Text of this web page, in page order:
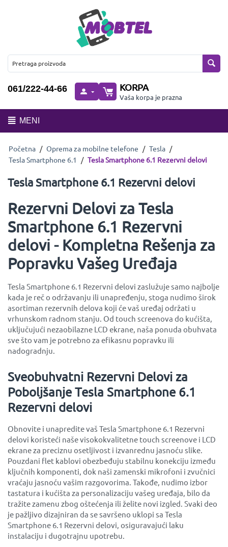
061/222-44-66 KORPA
Vaša korpa je prazna
MENI
Početna / Oprema za mobilne telefone / Tesla /
Tesla Smartphone 6.1
/ Tesla Smartphone 6.1 Rezervni delovi
Tesla Smartphone 6.1 Rezervni delovi
Rezervni Delovi za Tesla
Smartphone 6.1 Rezervni
delovi - Kompletna Rešenja za
Popravku Vašeg Uređaja
Tesla Smartphone 6.1 Rezervni delovi zaslužuje samo najbolje
kada je reč o održavanju ili unapređenju, stoga nudimo širok
asortiman rezervnih delova koji će vaš uređaj održati u
vrhunskom radnom stanju. Od touch screenova do kućišta,
uključujući nezaobilazne LCD ekrane, naša ponuda obuhvata
sve što vam je potrebno za efikasnu popravku ili
nadogradnju.
Sveobuhvatni Rezervni Delovi za
Poboljšanje Tesla Smartphone 6.1
Rezervni delovi
Obnovite i unapredite vaš Tesla Smartphone 6.1 Rezervni
delovi koristeći naše visokokvalitetne touch screenove i LCD
ekrane za preciznu osetljivost i izvanrednu jasnoću slike.
Pouzdani flet kablovi obezbeđuju stabilnu konekciju između
ključnih komponenti, dok naši zamenski mikrofoni i zvučnici
vraćaju jasnoću vašim razgovorima. Takođe, nudimo izbor
tastatura i kućišta za personalizaciju vašeg uređaja, bilo da
tražite zamenu zbog oštećenja ili želite novi izgled. Svaki deo
je pažljivo dizajniran da se savršeno uklopi sa Tesla
Smartphone 6.1 Rezervni delovi, osiguravajući laku
instalaciju i dugotrajnu upotrebu.